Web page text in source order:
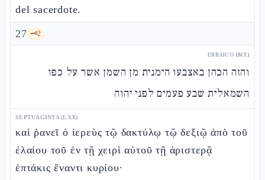
del sacerdote.
27 🗝️2
EBRAICO (MT)
והזה הכהן באצבעו הימנית מן השמן אשר על כפו
השמאלית שבע פעמים לפני יהוה
SEPTUAGINTA (LXX)
καὶ ῥανεῖ ὁ ἱερεὺς τῷ δακτύλῳ τῷ δεξιῷ ἀπὸ τοῦ
ἐλαίου τοῦ ἐν τῇ χειρὶ αὐτοῦ τῇ ἀριστερᾷ
ἑπτάκις ἔναντι κυρίου·